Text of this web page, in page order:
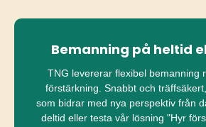
Bemanning på heltid
TNG levererar flexibel bemanning
förstärkning. Snabbt och
som bidrar med nya perspektiv från
deltid eller testa vår lösning "Hyr